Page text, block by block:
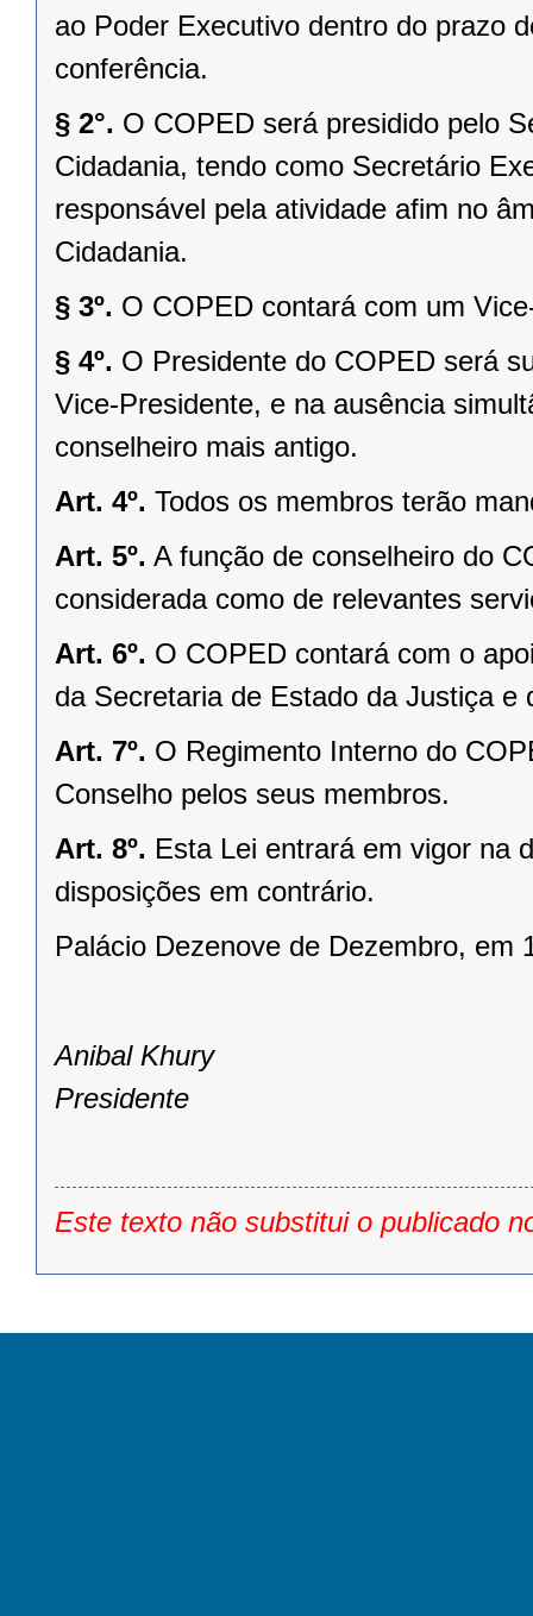
ao Poder Executivo dentro do prazo
conferência.
§ 2°. O COPED será presidido pelo
Cidadania, tendo como Secretário
responsável pela atividade afim no
Cidadania.
§ 3º. O COPED contará com um
§ 4º. O Presidente do COPED será
Vice-Presidente, e na ausência
conselheiro mais antigo.
Art. 4º. Todos os membros terão
Art. 5º. A função de conselheiro do
considerada como de relevantes
Art. 6º. O COPED contará com o
da Secretaria de Estado da Justiça e
Art. 7º. O Regimento Interno do
Conselho pelos seus membros.
Art. 8º. Esta Lei entrará em vigor na
disposições em contrário.
Palácio Dezenove de Dezembro, em
Anibal Khury
Presidente
Este texto não substitui o publicado